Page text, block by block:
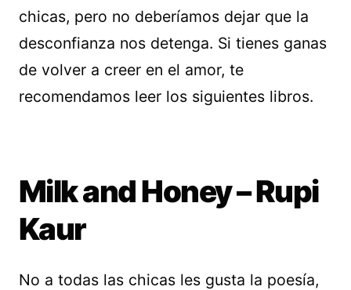
chicas, pero no deberíamos dejar que la
desconfianza nos detenga. Si tienes ganas
de volver a creer en el amor, te
recomendamos leer los siguientes libros.
Milk and Honey – Rupi
Kaur
No a todas las chicas les gusta la poesía,